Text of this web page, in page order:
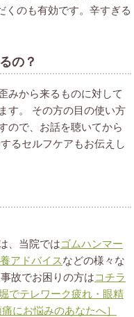
のも有効です。辛すぎる
の？
みから来るものに対して
す。 その方の目の使い方
ので、お話を聴いてから
るセルフケアもお伝えし
、当院ではゴムハンマー
アドバイスなどの様々な
故でお困りの方はコチラ
でテレワーク疲れ・眼精
にお悩みのあなたへ］